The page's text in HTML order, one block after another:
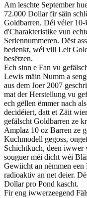
Am leschte September
72.000 Dollar fir säin
Goldbarren. Déi véier
d'Charakteristike vun
Seriennummeren. Dëst
bedenkt, wéi vill Leit
besëtzen.
Ech sinn e Fan vu
Lewis mäin Numm a
aus dem Joer 2007
mat der Herstellung vu
ech gëllen ëmmer nach
decidéiert, datt et Zäit
gefälscht Goldbarren ze
Amplaz 10 oz Barren ze
Kuchmodell gegoss,
Schichtkuch, deen iwwer
souguer méi dicht wéi
Gewiicht an nëmmen
radioaktiv an net deier.
Dollar pro Pond kascht.
Fir eng iwwerzeegend